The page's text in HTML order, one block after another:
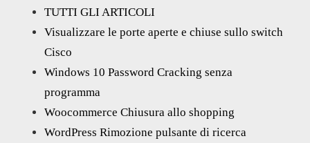
TUTTI GLI ARTICOLI
Visualizzare le porte aperte e chiuse sullo switch
Cisco
Windows 10 Password Cracking senza
programma
Woocommerce Chiusura allo shopping
WordPress Rimozione pulsante di ricerca